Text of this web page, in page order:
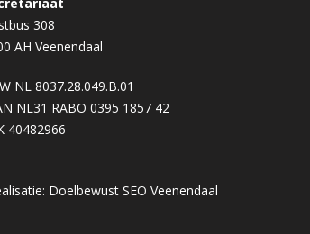
308
AH Veenendaal
NL 8037.28.049.B.01
NL31 RABO 0395 1857 42
40482966
Doelbewust SEO Veenendaal